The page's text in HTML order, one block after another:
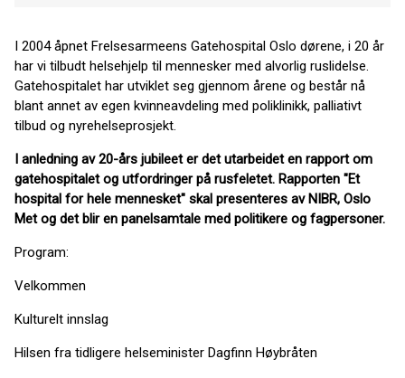
I 2004 åpnet Frelsesarmeens Gatehospital Oslo dørene, i 20 år
har vi tilbudt helsehjelp til mennesker med alvorlig ruslidelse.
Gatehospitalet har utviklet seg gjennom årene og består nå
blant annet av egen kvinneavdeling med poliklinikk, palliativt
tilbud og nyrehelseprosjekt.
I anledning av 20-års jubileet er det utarbeidet en rapport om
gatehospitalet og utfordringer på rusfeletet. Rapporten "Et
hospital for hele mennesket" skal presenteres av NIBR, Oslo
Met og det blir en panelsamtale med politikere og fagpersoner.
Program:
Velkommen
Kulturelt innslag
Hilsen fra tidligere helseminister Dagfinn Høybråten